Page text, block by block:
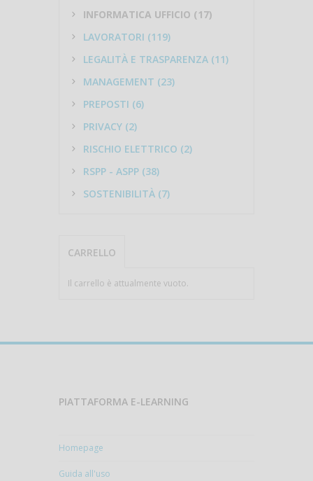
INFORMATICA UFFICIO (17)
LAVORATORI (119)
LEGALITÀ E TRASPARENZA (11)
MANAGEMENT (23)
PREPOSTI (6)
PRIVACY (2)
RISCHIO ELETTRICO (2)
RSPP - ASPP (38)
SOSTENIBILITÀ (7)
CARRELLO
Il carrello è attualmente vuoto.
PIATTAFORMA E-LEARNING
Homepage
Guida all'uso